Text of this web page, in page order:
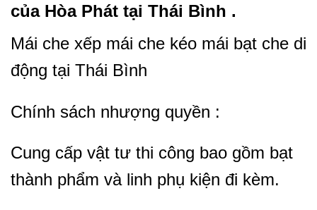
của Hòa Phát tại Thái Bình .
Mái che xếp mái che kéo mái bạt che di
động tại Thái Bình
Chính sách nhượng quyền :
Cung cấp vật tư thi công bao gồm bạt
thành phẩm và linh phụ kiện đi kèm.